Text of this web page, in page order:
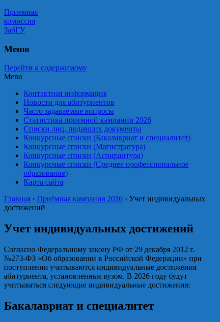
Приемная комиссия ЗабГУ
Приемная
комиссия
ЗабГУ
Меню
Перейти к содержимому
Menu
Контактная информация
Новости для абитуриентов
Часто задаваемые вопросы
Статистика приемной кампании 2026
Списки лиц, подавших документы
Конкурсные списки (Бакалавриат и специалитет)
Конкурсные списки (Магистратура)
Конкурсные списки (Аспирантура)
Конкурсные списки (Среднее профессиональное
образование)
Карта сайта
Главная › Приёмная кампания 2026 › Учет индивидуальных
достижений
Учет индивидуальных достижений
Согласно Федеральному закону РФ от 29 декабря 2012 г.
№273-ФЗ «Об образовании в Российской Федерации» при
поступлении учитываются индивидуальные достижения
абитуриента, установленные вузом. В 2026 году будут
учитываться следующие индивидуальные достижения:
Бакалавриат и специалитет